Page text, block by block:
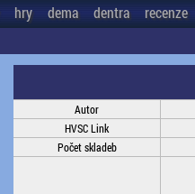
hry dema dentra recenze
Autor
HVSC Link
Počet skladeb